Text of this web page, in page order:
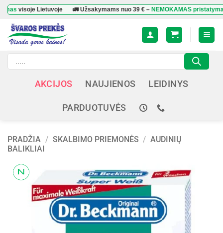
Skip
content
Lietuvoje 🚛 Užsakymams nuo39 €–NEMOKAMAS pristatymas
Products
search
AKCIJOS NAUJIENOS LEIDINYS
PARDUOTUVĖS
PRADŽIA / SKALBIMO PRIEMONĖS / AUDINIŲ
BALIKLIAI